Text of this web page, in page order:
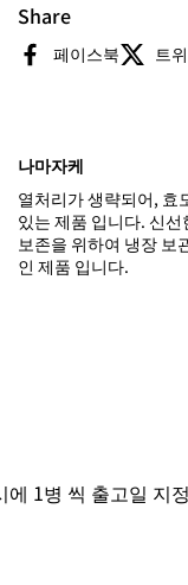
Share
페이스북 트
나마자케
열처리가 생략되어, 효
있는 제품 입니다. 신선
보존을 위하여 냉장 보
인 제품 입니다.
병 씩 출고일 지정